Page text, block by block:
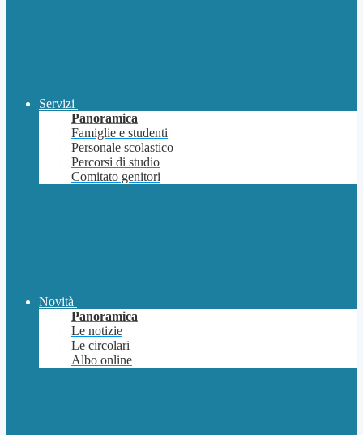
Servizi
Panoramica
Famiglie e studenti
Personale scolastico
Percorsi di studio
Comitato genitori
Novità
Panoramica
Le notizie
Le circolari
Albo online